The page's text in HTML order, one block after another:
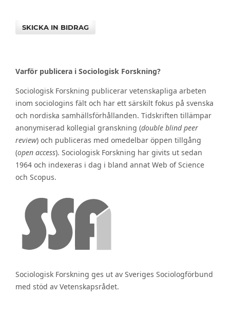
SKICKA IN BIDRAG
Varför publicera i Sociologisk Forskning?
Sociologisk Forskning publicerar vetenskapliga arbeten
inom sociologins fält och har ett särskilt fokus på svenska
och nordiska samhällsförhållanden. Tidskriften tillämpar
anonymiserad kollegial granskning (double blind peer
review) och publiceras med omedelbar öppen tillgång
(open access). Sociologisk Forskning har givits ut sedan
1964 och indexeras i dag i bland annat Web of Science
och Scopus.
Sociologisk Forskning ges ut av Sveriges Sociologförbund
med stöd av Vetenskapsrådet.